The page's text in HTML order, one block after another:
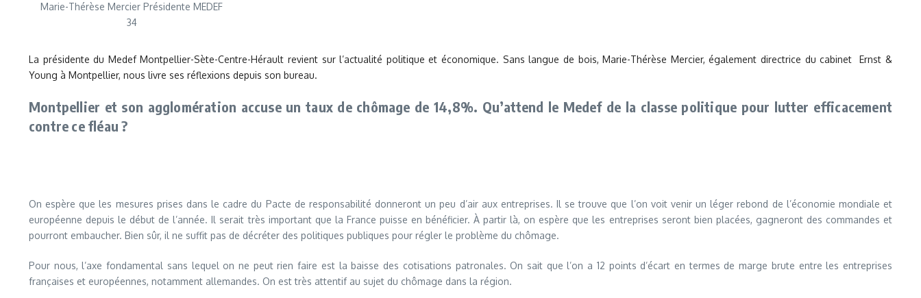
Marie-Thérèse Mercier Présidente MEDEF
34
La présidente du Medef Montpellier-Sète-Centre-Hérault revient sur l’actualité politique et économique. Sans langue de bois, Marie-Thérèse Mercier, également directrice du cabinet Ernst &
Young à Montpellier, nous livre ses réflexions depuis son bureau.
Montpellier et son agglomération accuse un taux de chômage de 14,8%. Qu’attend le Medef de la classe politique pour lutter efficacement
contre ce fléau ?
On espère que les mesures prises dans le cadre du Pacte de responsabilité donneront un peu d’air aux entreprises. Il se trouve que l’on voit venir un léger rebond de l’économie mondiale et
européenne depuis le début de l’année. Il serait très important que la France puisse en bénéficier. À partir là, on espère que les entreprises seront bien placées, gagneront des commandes et
pourront embaucher. Bien sûr, il ne suffit pas de décréter des politiques publiques pour régler le problème du chômage.
Pour nous, l’axe fondamental sans lequel on ne peut rien faire est la baisse des cotisations patronales. On sait que l’on a 12 points d’écart en termes de marge brute entre les entreprises
françaises et européennes, notamment allemandes. On est très attentif au sujet du chômage dans la région.